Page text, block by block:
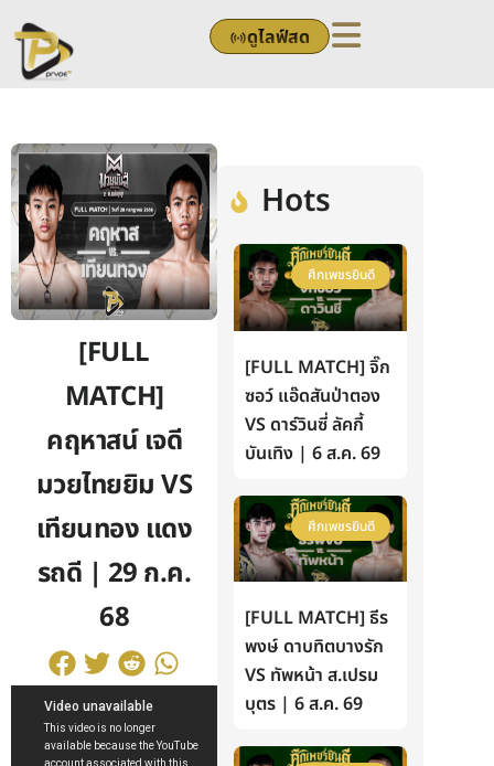
to
content
ดูไลฟ์สด
[FULL
MATCH]
คฤหาสน์ เจดี
มวยไทยยิม VS
เทียนทอง แดง
รถดี | 29 ก.ค.
68
Hots
ศึกเพชรยินดี
[FULL MATCH] จิ๊ก
ซอว์ แอ๊ดสันป่าตอง
VS ดาร์วินซี่ ลัคกี้
บันเทิง | 6 ส.ค. 69
ศึกเพชรยินดี
[FULL MATCH] ธีร
พงษ์ ดาบทิตบางรัก
VS ทัพหน้า ส.เปรม
บุตร | 6 ส.ค. 69